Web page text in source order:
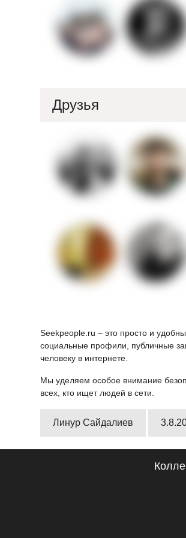
Друзья
Seekpeople.ru – это просто и
социальные профили, публичные
человеку в интернете.
Мы уделяем особое внимание
всех, кто ищет людей в сети.
Линур Сайдалиев